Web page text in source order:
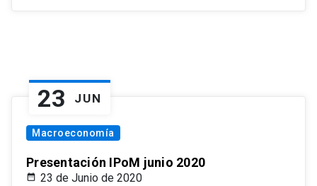
23 JUN
Macroeconomía
Presentación IPoM junio 2020
23 de Junio de 2020